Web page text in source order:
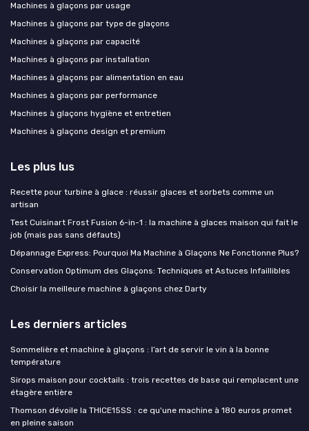
Machines à glaçons par usage
Machines à glaçons par type de glaçons
Machines à glaçons par capacité
Machines à glaçons par installation
Machines à glaçons par alimentation en eau
Machines à glaçons par performance
Machines à glaçons hygiène et entretien
Machines à glaçons design et premium
Les plus lus
Recette pour turbine à glace : réussir glaces et sorbets comme un
artisan
Test Cuisinart Frost Fusion 6-in-1 : la machine à glaces maison qui fait le
job (mais pas sans défauts)
Dépannage Express: Pourquoi Ma Machine à Glaçons Ne Fonctionne Plus?
Conservation Optimum des Glaçons: Techniques et Astuces Infaillibles
Choisir la meilleure machine à glaçons chez Darty
Les derniers articles
Sommelière et machine à glaçons : l’art de servir le vin à la bonne
température
Sirops maison pour cocktails : trois recettes de base qui remplacent une
étagère entière
Thomson dévoile la THICE15SS : ce qu'une machine à 180 euros promet
en pleine saison